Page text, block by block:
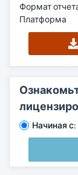
Формат
Платформа
Начиная с: